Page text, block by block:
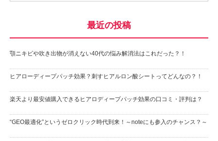
最近の投稿
顎ニキビや吹き出物が消えない40代の悩み解消法はこれだった？！
ヒアローディープパッチ効果？刺すヒアルロン酸シートってどんなの？！
楽天より最安値購入できるヒアロディープパッチ効果の口コミ・評判は？
“GEO最適化”というゼロクリック時代到来！～noteにも参入のチャンス？～